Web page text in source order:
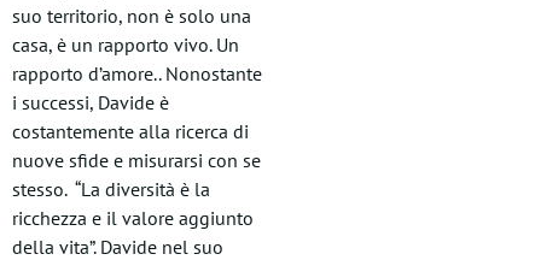
suo territorio, non è solo una
casa, è un rapporto vivo. Un
rapporto d’amore.. Nonostante
i successi, Davide è
costantemente alla ricerca di
nuove sfide e misurarsi con se
stesso. “La diversità è la
ricchezza e il valore aggiunto
della vita”. Davide nel suo